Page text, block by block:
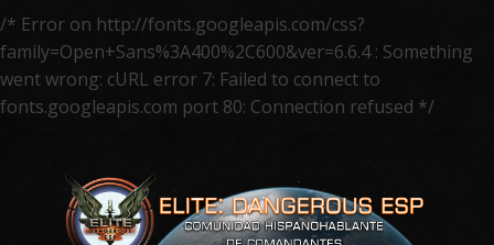
/* Error on http://fonts.googleapis.com/css?
family=Open+Sans%3A400%2C600&ver=6.6.4 : Something
went wrong: cURL error 7: Failed to connect to
fonts.googleapis.com port 80: Connection refused */